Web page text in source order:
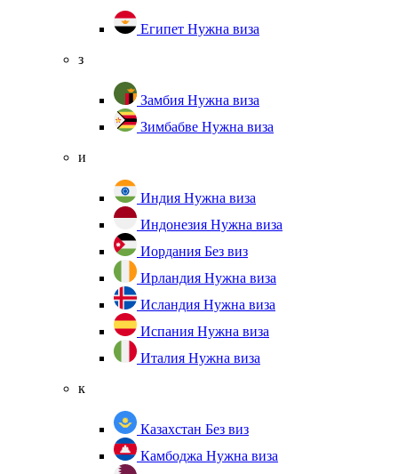
Египет Нужна виза
з
Замбия Нужна виза
Зимбабве Нужна виза
и
Индия Нужна виза
Индонезия Нужна виза
Иордания Без виз
Ирландия Нужна виза
Исландия Нужна виза
Испания Нужна виза
Италия Нужна виза
к
Казахстан Без виз
Камбоджа Нужна виза